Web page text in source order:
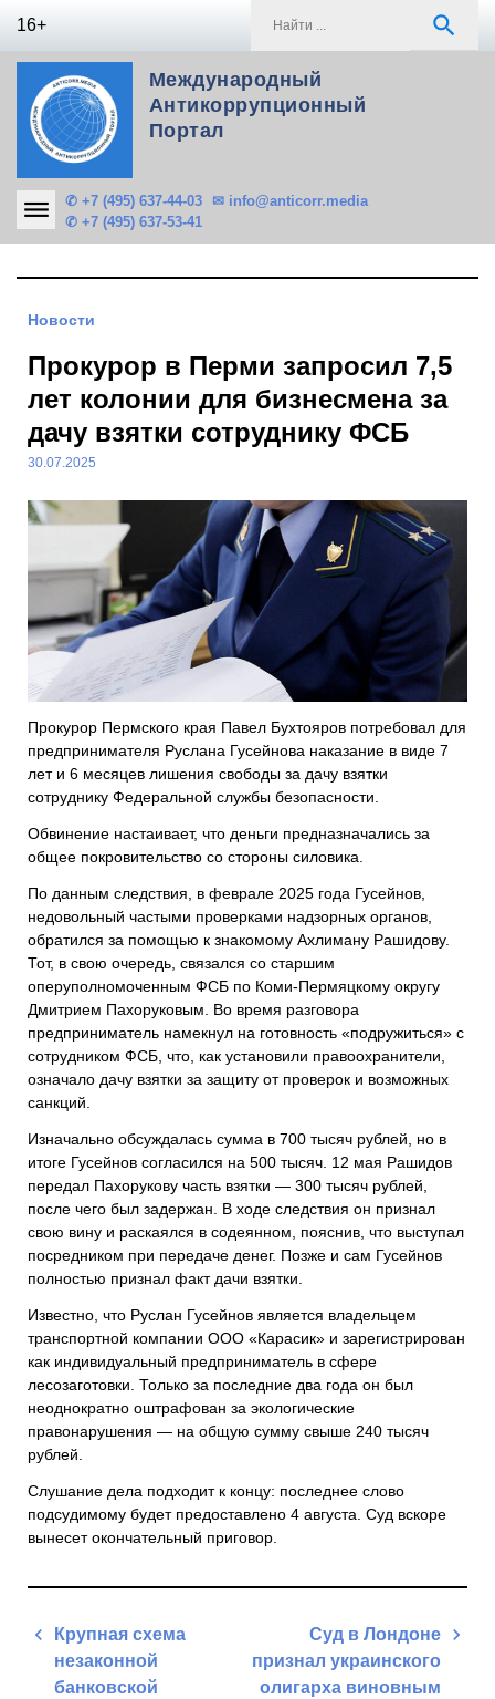
16+ search
Международный
Антикоррупционный
Портал
✆ +7 (495) 637-44-03
✆ +7 (495) 637-53-41
✉ info@anticorr.media
Новости
Прокурор в Перми запросил 7,5
лет колонии для бизнесмена за
дачу взятки сотруднику ФСБ
30.07.2025
Прокурор Пермского края Павел Бухтояров потребовал для
предпринимателя Руслана Гусейнова наказание в виде 7
лет и 6 месяцев лишения свободы за дачу взятки
сотруднику Федеральной службы безопасности.
Обвинение настаивает, что деньги предназначались за
общее покровительство со стороны силовика.
По данным следствия, в феврале 2025 года Гусейнов,
недовольный частыми проверками надзорных органов,
обратился за помощью к знакомому Ахлиману Рашидову.
Тот, в свою очередь, связался со старшим
оперуполномоченным ФСБ по Коми-Пермяцкому округу
Дмитрием Пахоруковым. Во время разговора
предприниматель намекнул на готовность «подружиться» с
сотрудником ФСБ, что, как установили правоохранители,
означало дачу взятки за защиту от проверок и возможных
санкций.
Изначально обсуждалась сумма в 700 тысяч рублей, но в
итоге Гусейнов согласился на 500 тысяч. 12 мая Рашидов
передал Пахорукову часть взятки — 300 тысяч рублей,
после чего был задержан. В ходе следствия он признал
свою вину и раскаялся в содеянном, пояснив, что выступал
посредником при передаче денег. Позже и сам Гусейнов
полностью признал факт дачи взятки.
Известно, что Руслан Гусейнов является владельцем
транспортной компании ООО «Карасик» и зарегистрирован
как индивидуальный предприниматель в сфере
лесозаготовки. Только за последние два года он был
неоднократно оштрафован за экологические
правонарушения — на общую сумму свыше 240 тысяч
рублей.
Слушание дела подходит к концу: последнее слово
подсудимому будет предоставлено 4 августа. Суд вскоре
вынесет окончательный приговор.
Навигация
записям
Крупная схема
незаконной
банковской
Суд в Лондоне
признал украинского
олигарха виновным